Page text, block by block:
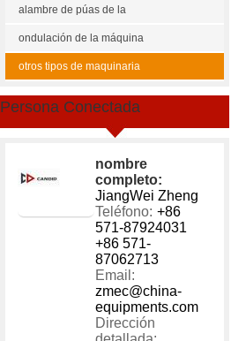
maquinaria
alambre de púas de la
máquina
ondulación de la máquina
otros tipos de maquinaria
Persona Conectada
nombre
completo:
JiangWei Zheng
Teléfono: +86
571-87924031
+86 571-
87062713
Email:
zmec@china-
equipments.com
Dirección